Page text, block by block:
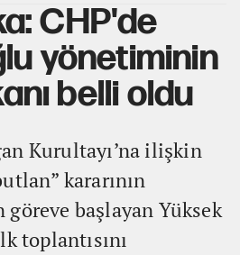
CHP'de
yönetiminin
belli oldu
Kurultayı’na ilişkin
kararının
göreve başlayan Yüksek
toplantısını